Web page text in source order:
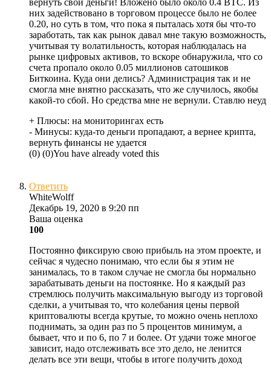
вернуть свои деньги! Вложено было около 0.4 BTC. Из
них задействовано в торговом процессе было не более
0.20, но суть в том, что пока я пыталась хотя бы что-то
заработать, так как рынок давал мне такую возможность,
учитывая ту волатильность, которая наблюдалась на
рынке цифровых активов, то вскоре обнаружила, что со
счета пропало около 0.05 миллионов сатошиков
Биткоина. Куда они делись? Администрация так и не
смогла мне внятно рассказать, что же случилось, якобы
какой-то сбой. Но средства мне не вернули. Ставлю неуд
+ Плюсы: на мониторингах есть
- Минусы: куда-то деньги пропадают, а вернее крипта,
вернуть финансы не удается
(0) (0)You have already voted this
Ответить
WhiteWolff
Декабрь 19, 2020 в 9:20 пп
Ваша оценка
100
Постоянно фиксирую свою прибыль на этом проекте, и
сейчас я чудесно понимаю, что если бы я этим не
занималась, то в таком случае не смогла бы нормально
зарабатывать деньги на постоянке. Но я каждый раз
стремлюсь получить максимальную выгоду из торговой
сделки, а учитывая то, что колебания цены первой
криптовалюты всегда крутые, то можно очень неплохо
поднимать, за один раз по 5 процентов минимум, а
бывает, что и по 6, по 7 и более. От удачи тоже многое
зависит, надо отслеживать все это дело, не ленится
делать все эти вещи, чтобы в итоге получить доход